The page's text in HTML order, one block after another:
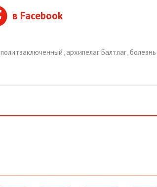
в Facebook
политзаключенный архипелаг Балтлаг болезнь